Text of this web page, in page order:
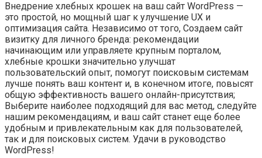
Внедрение хлебных крошек на ваш сайт WordPress —
это простой, но мощный шаг к улучшение UX и
оптимизация сайта. Независимо от того, Создаем сайт
визитку для личного бренда: рекомендации
начинающим или управляете крупным порталом,
хлебные крошки значительно улучшат
пользовательский опыт, помогут поисковым системам
лучше понять ваш контент и, в конечном итоге, повысят
общую эффективность вашего онлайн-присутствия;
Выберите наиболее подходящий для вас метод, следуйте
нашим рекомендациям, и ваш сайт станет еще более
удобным и привлекательным как для пользователей,
так и для поисковых систем. Удачи в руководство
WordPress!